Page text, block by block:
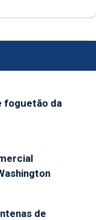
foguetão da
de